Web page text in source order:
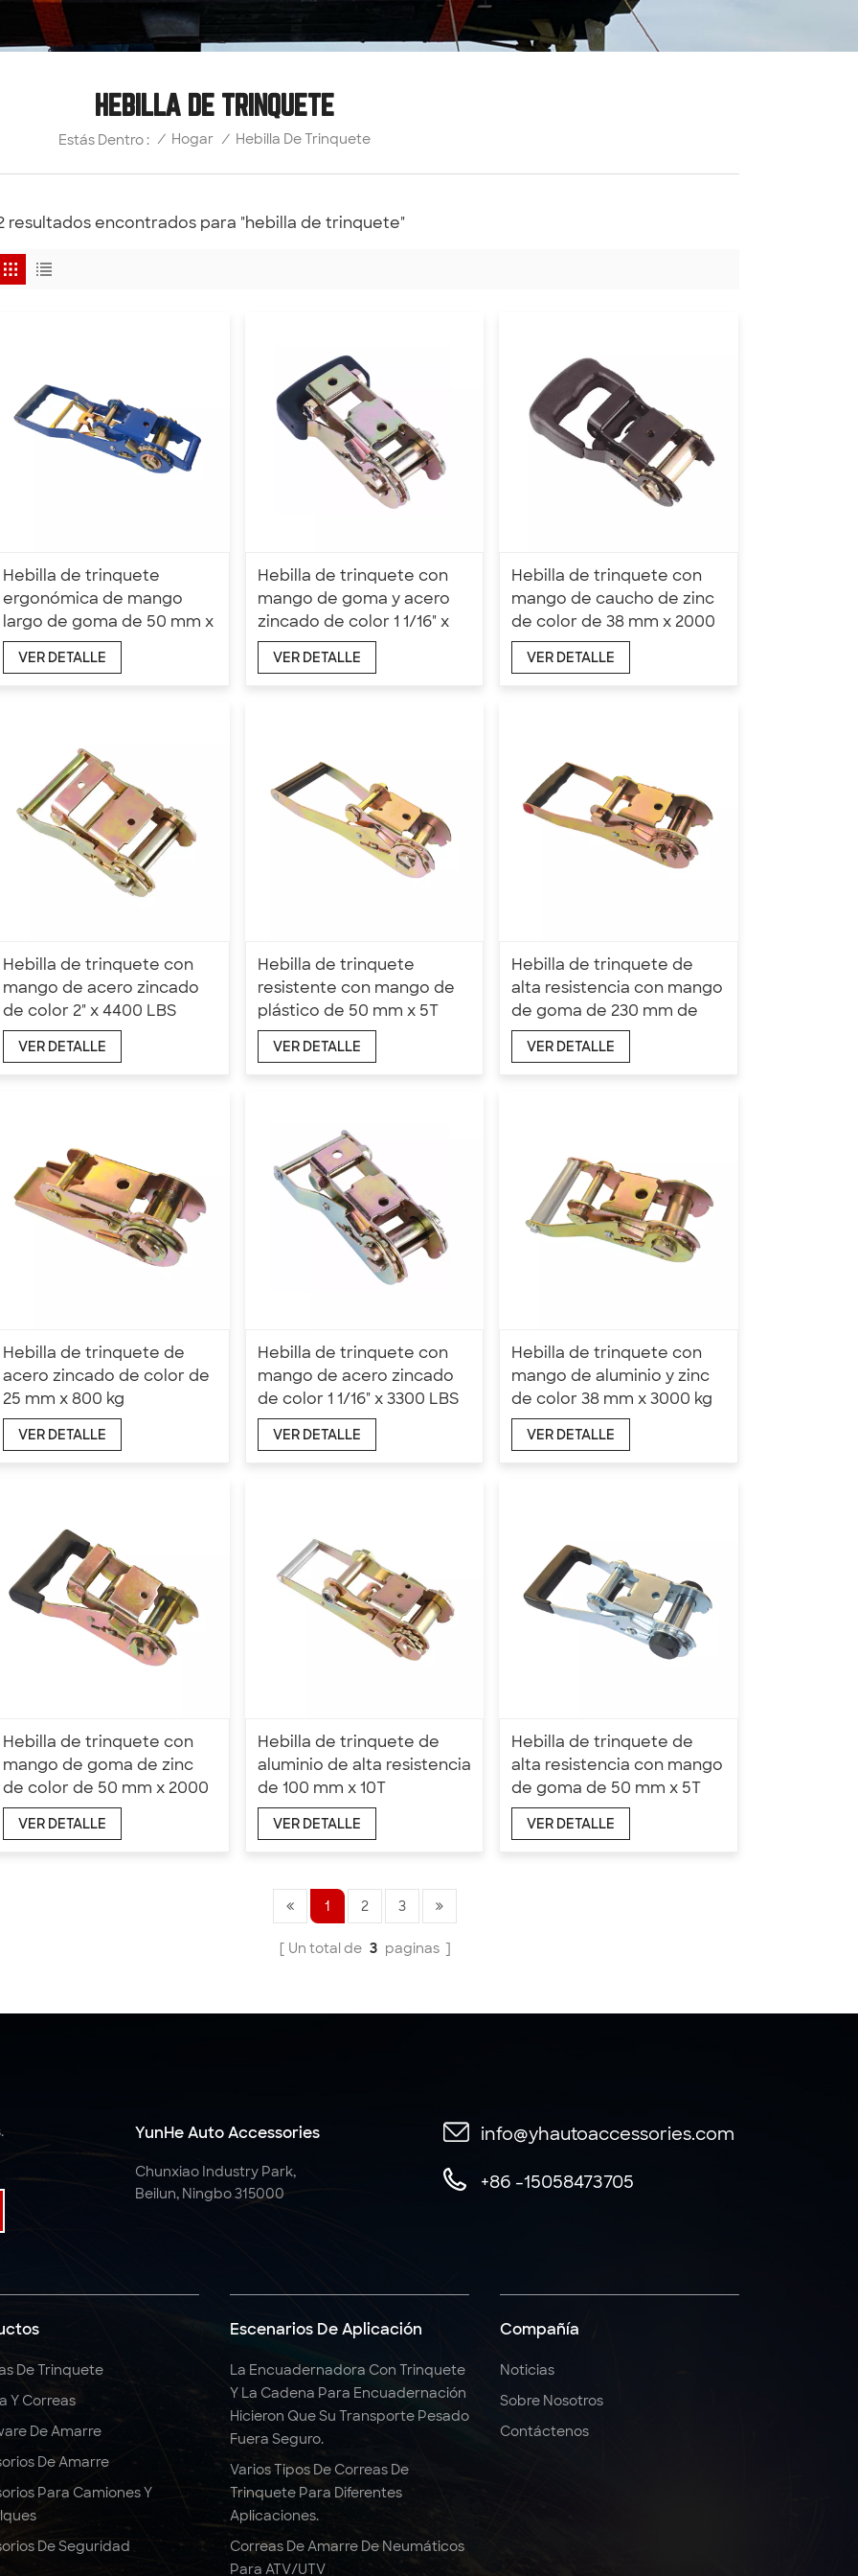
HEBILLA DE TRINQUETE
Estás Dentro : / Hogar / Hebilla De Trinquete
resultados encontrados para "hebilla de trinquete"
Hebilla de trinquete
ergonómica de mango
largo de goma de 50 mm x
5T
VER DETALLE
Hebilla de trinquete con
mango de goma y acero
zincado de color 1 1/16" x
3300 LBS
VER DETALLE
Hebilla de trinquete con
mango de caucho de zinc
de color de 38 mm x 2000
kg
VER DETALLE
Hebilla de trinquete con
mango de acero zincado
de color 2" x 4400 LBS
VER DETALLE
Hebilla de trinquete
resistente con mango de
plástico de 50 mm x 5T
VER DETALLE
Hebilla de trinquete de
alta resistencia con mango
de goma de 230 mm de
longitud y 50 mm x 5T
VER DETALLE
Hebilla de trinquete de
acero zincado de color de
25 mm x 800 kg
VER DETALLE
Hebilla de trinquete con
mango de acero zincado
de color 1 1/16" x 3300 LBS
VER DETALLE
Hebilla de trinquete con
mango de aluminio y zinc
de color 38 mm x 3000 kg
VER DETALLE
Hebilla de trinquete con
mango de goma de zinc
de color de 50 mm x 2000
kg
VER DETALLE
Hebilla de trinquete de
aluminio de alta resistencia
de 100 mm x 10T
VER DETALLE
Hebilla de trinquete de
alta resistencia con mango
de goma de 50 mm x 5T
VER DETALLE
1 2 3
Un total de 3 paginas
YunHe Auto Accessories
Chunxiao Industry Park,
Beilun, Ningbo 315000
info@yhautoaccessories.com
+86 -15058473705
De Trinquete
Y Correas
De Amarre
De Amarre
Para Camiones Y
De Seguridad
Escenarios De Aplicación
La Encuadernadora Con Trinquete
Y La Cadena Para Encuadernación
Hicieron Que Su Transporte Pesado
Fuera Seguro.
Varios Tipos De Correas De
Trinquete Para Diferentes
Aplicaciones.
Correas De Amarre De Neumáticos
Para ATV/UTV
Compañía
Noticias
Sobre Nosotros
Contáctenos